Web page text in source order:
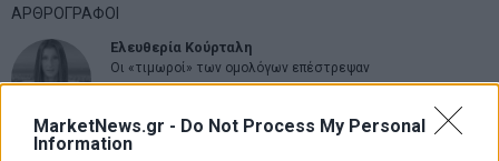
MarketNews.gr - Do Not Process My Personal
Information
ΑΡΘΡΟΓΡΑΦΟΙ
Ελευθερία Κούρταλη
Οι «τιμωροί» των ομολόγων επέστρεψαν
Εύη Φραγκάκη